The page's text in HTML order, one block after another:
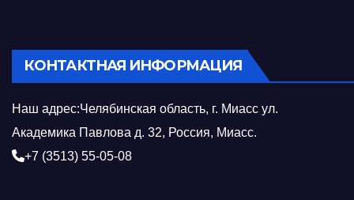
КОНТАКТНАЯ ИНФОРМАЦИЯ
Наш адрес:Челябинская область, г. Миасс ул.
Академика Павлова д. 32, Россия, Миасс.
+7 (3513) 55-05-08